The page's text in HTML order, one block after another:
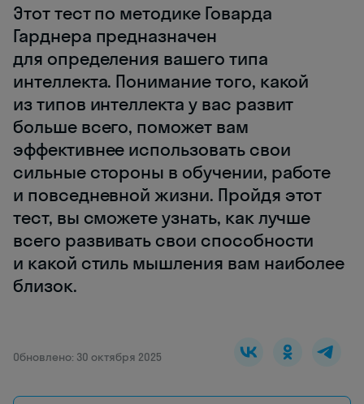
Этот тест по методике Говарда
Гарднера предназначен
для определения вашего типа
интеллекта. Понимание того, какой
из типов интеллекта у вас развит
больше всего, поможет вам
эффективнее использовать свои
сильные стороны в обучении, работе
и повседневной жизни. Пройдя этот
тест, вы сможете узнать, как лучше
всего развивать свои способности
и какой стиль мышления вам наиболее
близок.
Обновлено: 30 октября 2025